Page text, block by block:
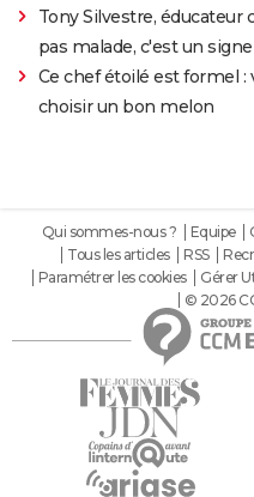
Tony Silvestre, éducateur
pas malade, c'est un
Ce chef étoilé est formel :
choisir un bon melon
Qui sommes-nous ? Equipe
Tous les articles
RSS
Paramétrer les cookies
Gérer
© 2026